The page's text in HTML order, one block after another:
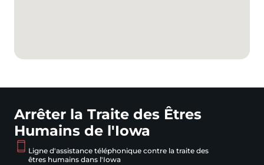
Arrêter la Traite des Êtres
Humains de l'Iowa
Ligne d'assistance téléphonique contre la traite des
êtres humains dans l'Iowa